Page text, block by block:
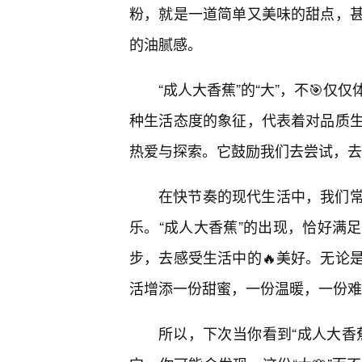
粉，就是一道简单又美味的甜点，
的油腻感。
“成人大香蕉”的“大”，不🎯仅
种生活态度的象征，代表着对品质
热爱与探索。它鼓励我们去尝试，
在快节奏的现代生活中，我们
乐。“成人大香蕉”的出现，恰好满
步，去感受生活中的🔥美好。无论
活增添一份甜蜜，一份温暖，一份
所以，下次当你看到“成人大